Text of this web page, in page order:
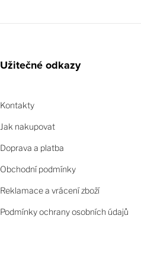
Užitečné odkazy
Kontakty
Jak nakupovat
Doprava a platba
Obchodní podmínky
Reklamace a vrácení zboží
Podmínky ochrany osobních údajů